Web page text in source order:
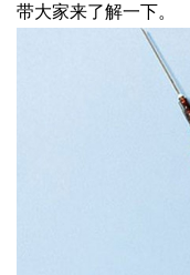
带大家来了解一下。